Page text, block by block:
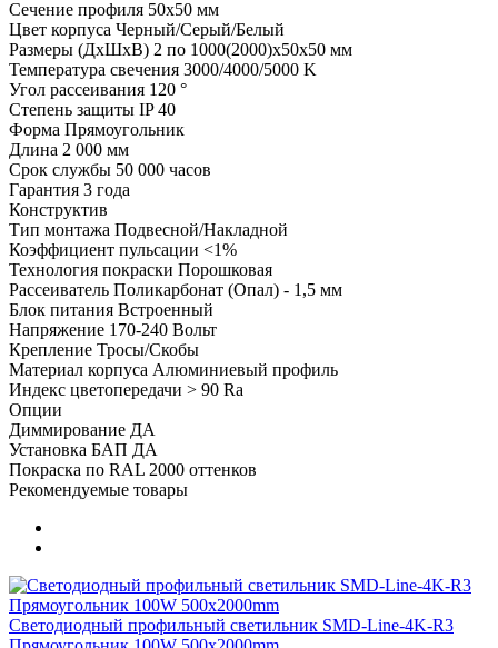
Сечение профиля 50х50 мм
Цвет корпуса Черный/Серый/Белый
Размеры (ДхШхВ) 2 по 1000(2000)х50х50 мм
Температура свечения 3000/4000/5000 K
Угол рассеивания 120 °
Степень защиты IP 40
Форма Прямоугольник
Длина 2 000 мм
Срок службы 50 000 часов
Гарантия 3 года
Конструктив
Тип монтажа Подвесной/Накладной
Коэффициент пульсации <1%
Технология покраски Порошковая
Рассеиватель Поликарбонат (Опал) - 1,5 мм
Блок питания Встроенный
Напряжение 170-240 Вольт
Крепление Тросы/Скобы
Материал корпуса Алюминиевый профиль
Индекс цветопередачи > 90 Ra
Опции
Диммирование ДА
Установка БАП ДА
Покраска по RAL 2000 оттенков
Рекомендуемые товары
Светодиодный профильный светильник SMD-Line-4K-R3